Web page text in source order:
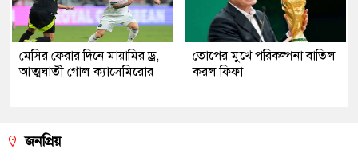
মেসির ফেরার দিনে মায়ামির ড্র,
আত্মঘাতী গোল ক্যাসেমিরোর
তোপের মুখে পরিকল্পনা বাতিল
করল ফিফা
জনপ্রিয়